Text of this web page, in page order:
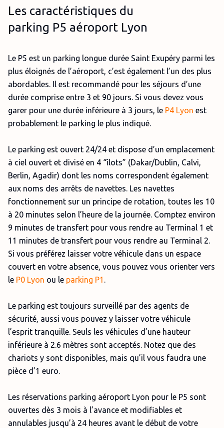
Les caractéristiques du
parking P5 aéroport Lyon
Le P5 est un parking longue durée Saint Exupéry parmi les
plus éloignés de l’aéroport, c’est également l’un des plus
abordables. Il est recommandé pour les séjours d’une
durée comprise entre 3 et 90 jours. Si vous devez vous
garer pour une durée inférieure à 3 jours, le P4 Lyon est
probablement le parking le plus indiqué.
Le parking est ouvert 24/24 et dispose d’un emplacement
à ciel ouvert et divisé en 4 “îlots” (Dakar/Dublin, Calvi,
Berlin, Agadir) dont les noms correspondent également
aux noms des arrêts de navettes. Les navettes
fonctionnement sur un principe de rotation, toutes les 10
à 20 minutes selon l’heure de la journée. Comptez environ
9 minutes de transfert pour vous rendre au Terminal 1 et
11 minutes de transfert pour vous rendre au Terminal 2.
Si vous préférez laisser votre véhicule dans un espace
couvert en votre absence, vous pouvez vous orienter vers
le P0 Lyon ou le parking P1 .
Le parking est toujours surveillé par des agents de
sécurité, aussi vous pouvez y laisser votre véhicule
l’esprit tranquille. Seuls les véhicules d’une hauteur
inférieure à 2.6 mètres sont acceptés. Notez que des
chariots y sont disponibles, mais qu’il vous faudra une
pièce d’1 euro.
Les réservations parking aéroport Lyon pour le P5 sont
ouvertes dès 3 mois à l’avance et modifiables et
annulables jusqu’à 24 heures avant le début de votre